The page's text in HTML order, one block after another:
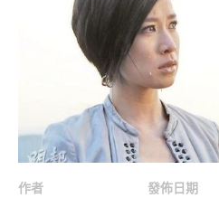
作者
發佈日期